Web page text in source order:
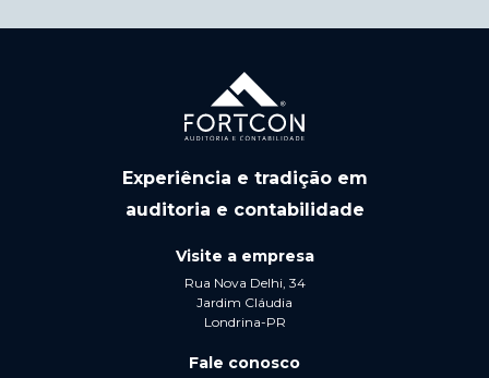
Experiência e tradição em
auditoria e contabilidade
Visite a empresa
Rua Nova Delhi, 34
Jardim Cláudia
Londrina-PR
Fale conosco